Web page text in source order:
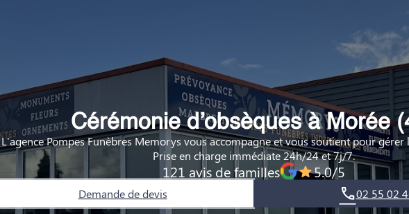
Cérémonie d’obsèques à Morée
L'agence Pompes Funèbres Memorys vous accompagne et vous soutient pour gérer
Prise en charge immédiate 24h/24 et 7j/7.
121 avis de familles 5.0/5
Demande de devis 02 55 02